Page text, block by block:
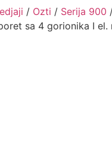
/ Ozti / Serija 900
sa 4 gorionika I el.